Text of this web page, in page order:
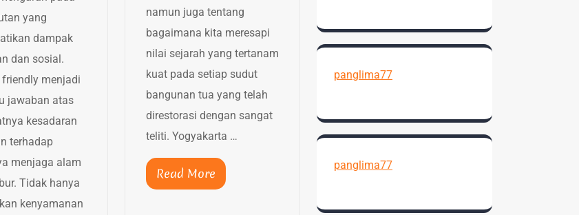
yang
dampak
dan sosial.
friendly menjadi
jawaban atas
kesadaran
terhadap
menjaga alam
Tidak hanya
kenyamanan
namun juga tentang
bagaimana kita meresapi
nilai sejarah yang tertanam
kuat pada setiap sudut
bangunan tua yang telah
direstorasi dengan sangat
teliti. Yogyakarta …
Read More
panglima77
panglima77